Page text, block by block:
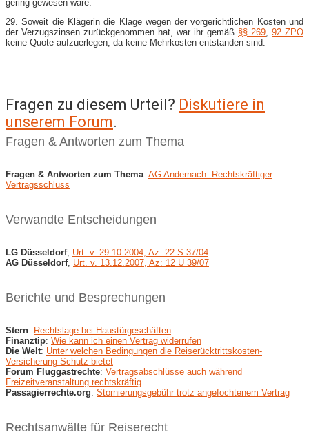
gering gewesen wäre.
29. Soweit die Klägerin die Klage wegen der vorgerichtlichen Kosten und
der Verzugszinsen zurückgenommen hat, war ihr gemäß §§ 269 92 ZPO
keine Quote aufzuerlegen, da keine Mehrkosten entstanden sind.
Fragen zu diesem Urteil? Diskutiere in
unserem Forum.
Fragen & Antworten zum Thema
Fragen & Antworten zum Thema: AG Andernach: Rechtskräftiger
Vertragsschluss
Verwandte Entscheidungen
LG Düsseldorf, Urt. v. 29.10.2004, Az: 22 S 37/04
AG Düsseldorf, Urt. v. 13.12.2007, Az: 12 U 39/07
Berichte und Besprechungen
Stern: Rechtslage bei Haustürgeschäften
Finanztip: Wie kann ich einen Vertrag widerrufen
Die Welt: Unter welchen Bedingungen die Reiserücktrittskosten-
Versicherung Schutz bietet
Forum Fluggastrechte: Vertragsabschlüsse auch während
Freizeitveranstaltung rechtskräftig
Passagierrechte.org: Stornierungsgebühr trotz angefochtenem Vertrag
Rechtsanwälte für Reiserecht